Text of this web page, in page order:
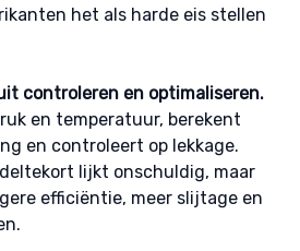
het als harde eis stellen
controleren en optimaliseren.
en temperatuur, berekent
en controleert op lekkage.
lijkt onschuldig, maar
efficiëntie, meer slijtage en